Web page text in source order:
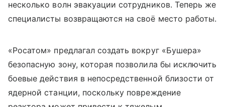
несколько волн эвакуации сотрудников. Теперь же
специалисты возвращаются на своё место работы.
«Росатом» предлагал создать вокруг «Бушера»
безопасную зону, которая позволила бы исключить
боевые действия в непосредственной близости от
ядерной станции, поскольку повреждение